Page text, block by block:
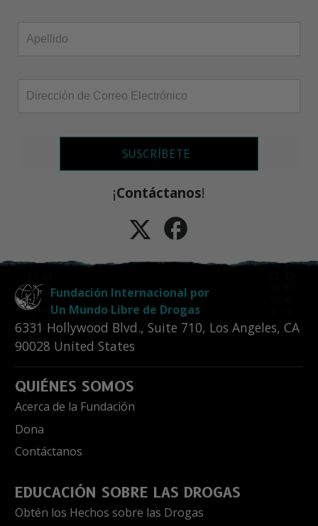
SUSCRÍBETE
¡Contáctanos!
Fundación Internacional por
Un Mundo Libre de Drogas
6331 Hollywood Blvd., Suite 710, Los Angeles, CA
90028 United States
QUIÉNES SOMOS
Acerca de la Fundación
Dona
Contáctanos
EDUCACIÓN SOBRE LAS DROGAS
Obtén los Hechos sobre las Drogas